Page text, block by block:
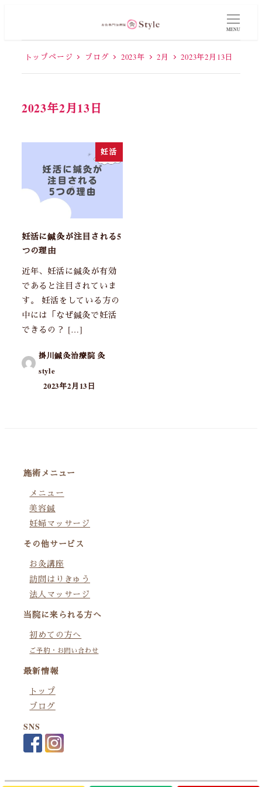
MENU
トップページ ブログ 2023年 2月 2023年2月13日
2023年2月13日
妊活
妊活に鍼灸が注目される5
つの理由
近年、妊活に鍼灸が有効
であると注目されていま
す。 妊活をしている方の
中には「なぜ鍼灸で妊活
できるの？ […]
掛川鍼灸治療院 灸
style
2023年2月13日
施術メニュー
メニュー
美容鍼
妊婦マッサージ
その他サービス
お灸講座
訪問はりきゅう
法人マッサージ
当院に来られる方へ
初めての方へ
ご予約・お問い合わせ
最新情報
トップ
ブログ
SNS